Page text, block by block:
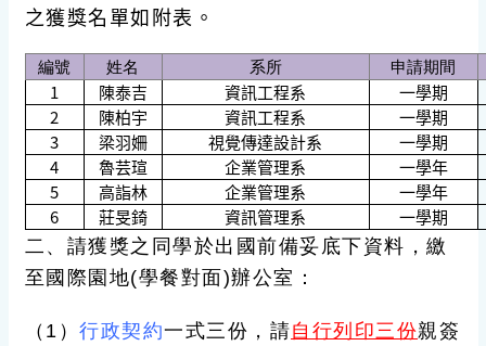
之獲獎名單如附表。
編號 姓名 系所 申請期間
1 陳泰吉 資訊工程系
一學期
2
陳柏宇 資訊工程系
一學期
3
梁羽姍 視覺傳達設計系
一學期
4
魯芸瑄 企業管理系
一學年
5
高詣林 企業管理系
一學年
6
莊旻錡 資訊管理系 一學期
二、請獲獎之同學於出國前備妥底下資料，繳
至國際園地(學餐對面)辦公室：
（1） 行政契約一式三份，請自行列印三份親簽